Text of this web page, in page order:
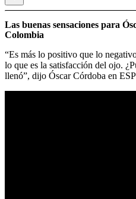
Las buenas sensaciones para
Colombia
“Es más lo positivo que lo
lo que es la satisfacción del ojo.
llenó”, dijo Óscar Córdoba en